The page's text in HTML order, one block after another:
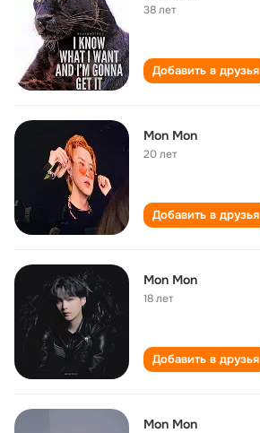
38 лет
Добавить в друзья
Mon Mon
20 лет
Добавить в друзья
Mon Mon
18 лет
Добавить в друзья
Mon Mon